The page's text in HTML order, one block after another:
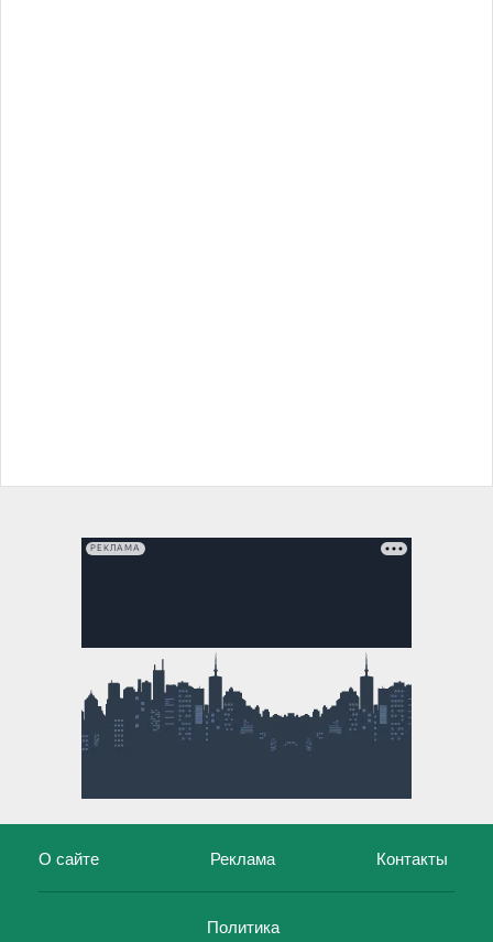
РЕКЛАМА
О сайте Реклама Контакты
Политика